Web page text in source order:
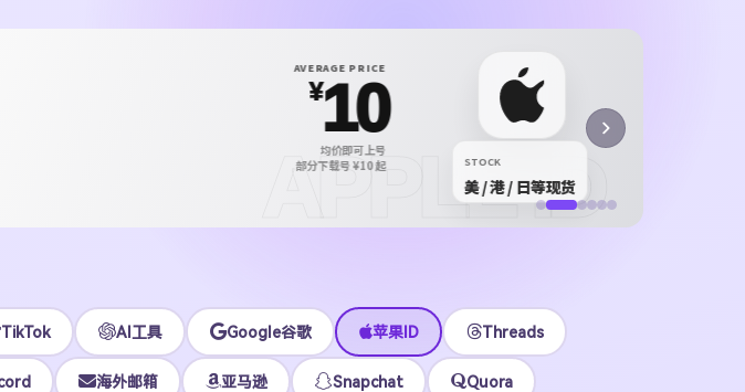
APPLE ID
AVERAGE PRICE
¥10
均价即可上号
部分下载号 ¥10 起
STOCK
美 / 港 / 日等现货
TikTok AI工具 Google谷歌 苹果ID Threads
海外邮箱 亚马逊 Snapchat Quora